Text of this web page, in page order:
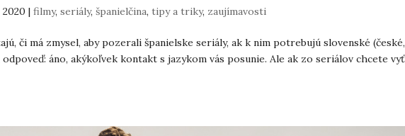
2020 |filmy,seriály,španielčina,tipy a triky, zaujímavosti
či má zmysel, aby pozerali španielske seriály, ak k nim potrebujú slovenské (české,
áno, akýkoľvek kontakt s jazykom vás posunie. Ale ak zo seriálov chcete